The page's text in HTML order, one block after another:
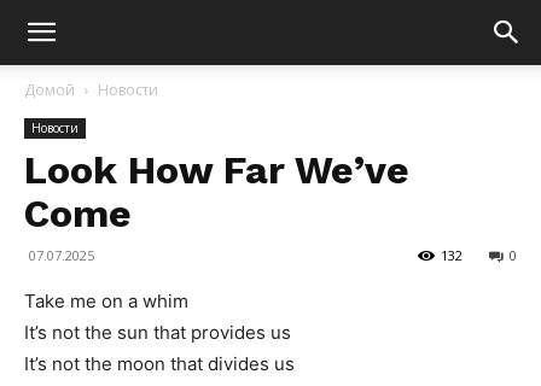
Домой Новости
Новости
Look How Far We’ve
Come
07.07.2025 0
132
Take me on a whim
It’s not the sun that provides us
It’s not the moon that divides us